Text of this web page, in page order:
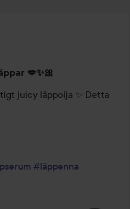
💋✨🎀
juicy läppolja ✨ Detta
#läppenna